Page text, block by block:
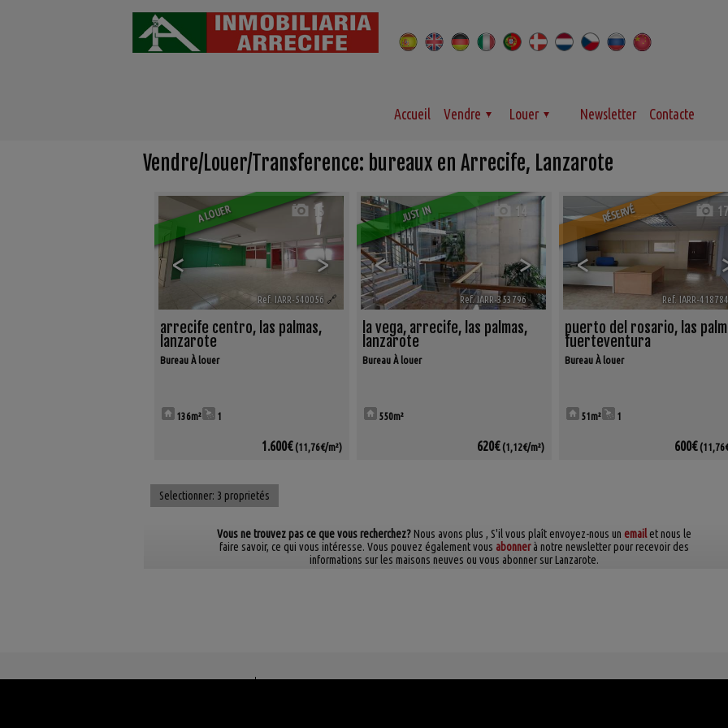
Accueil Vendre Louer Newsletter Contacte
Vendre/Louer/Transference: bureaux en Arrecife, Lanzarote
A LOUER
< >
15
Ref. IARR-540056 🔗
arrecife centro, las palmas,
lanzarote
Bureau À louer
136m² 1
1.600€ (11,76€/m²)
JUST IN
< >
14
Ref. IARR-353796 🔗
la vega, arrecife, las palmas,
lanzarote
Bureau À louer
550m²
620€ (1,12€/m²)
RÉSERVÉ
<
Ref. IARR-418784
puerto del rosario, las
fuerteventura
Bureau À louer
51m² 1
600€
Selectionner: 3 proprietés
Vous ne trouvez pas ce que vous recherchez?Nous avons plus, S'il vous plaît envoyez-nous unemailet nous le
faire savoir, ce qui vous intéresse. Vous pouvez également vous abonnerà notre newsletter pour recevoir des
informations sur les maisons neuves ou vous abonner sur Lanzarote.